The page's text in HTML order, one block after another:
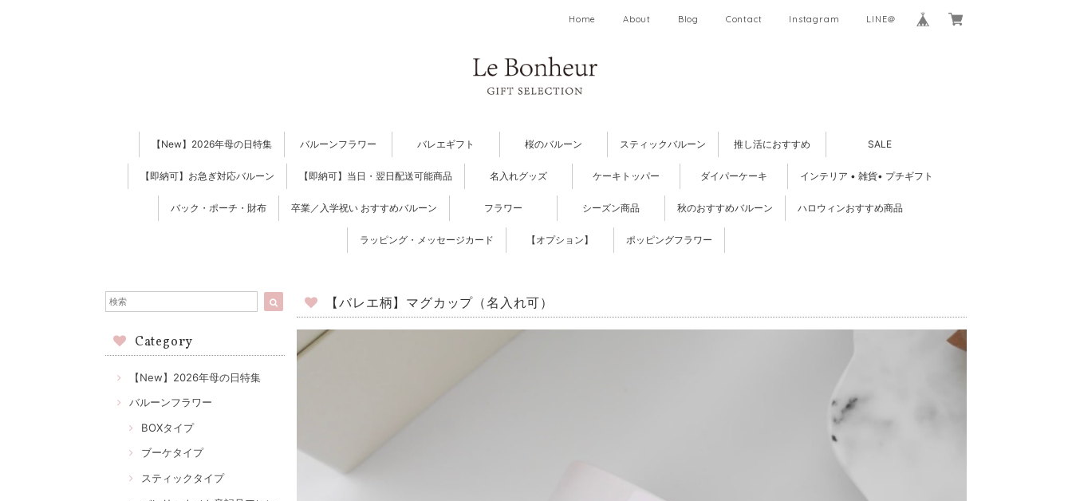
Home About Blog Contact Instagram LINE＠
【New】2026年母の日特集 バルーンフラワー バレエギフト 桜のバルーン スティックバルーン 推し活におすすめ SALE
【即納可】お急ぎ対応バルーン 【即納可】当日・翌日配送可能商品 名入れグッズ ケーキトッパー ダイパーケーキ インテリア • 雑貨• プチギフト
バック・ポーチ・財布 卒業／入学祝い おすすめバルーン フラワー シーズン商品 秋のおすすめバルーン ハロウィンおすすめ商品
ラッピング・メッセージカード 【オプション】 ポッピングフラワー
Category
【New】2026年母の日特集
バルーンフラワー
BOXタイプ
ブーケタイプ
スティックタイプ
【バレエ柄】マグカップ（名入れ可）